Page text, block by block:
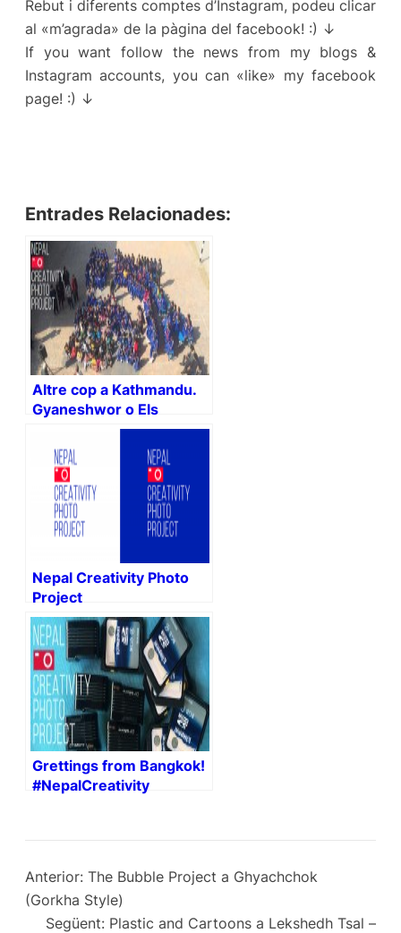
Rebut i diferents comptes d’Instagram, podeu clicar
al «m’agrada» de la pàgina del facebook! :) ↓
If you want follow the news from my blogs &
Instagram accounts, you can «like» my facebook
page! :) ↓
Entrades Relacionades:
Altre cop a Kathmandu.
Gyaneshwor o Els
transformadors en
flames.
Nepal Creativity Photo
Project
Grettings from Bangkok!
#NepalCreativity
Anterior: The Bubble Project a Ghyachchok
(Gorkha Style)
Següent: Plastic and Cartoons a Lekshedh Tsal –